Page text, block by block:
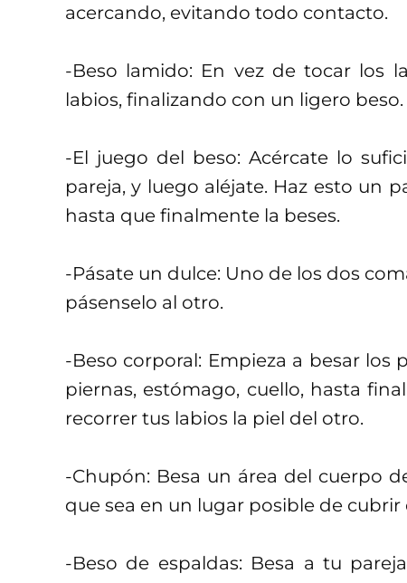
acercando, evitando todo contacto.
-Beso lamido: En vez de tocar los
labios, finalizando con un ligero beso.
-El juego del beso: Acércate lo
pareja, y luego aléjate. Haz esto un
hasta que finalmente la beses.
-Pásate un dulce: Uno de los dos
pásenselo al otro.
-Beso corporal: Empieza a besar los
piernas, estómago, cuello, hasta
recorrer tus labios la piel del otro.
-Chupón: Besa un área del cuerpo
que sea en un lugar posible de cubrir
-Beso de espaldas: Besa a tu